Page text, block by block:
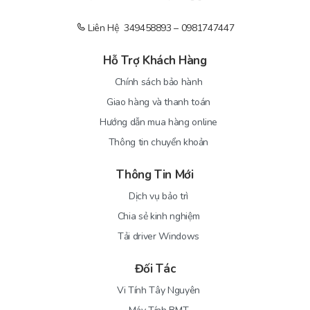
Mặt lưng của Elitebook 840 G3 được cấu tạo từ hợp kim magie
màu bạc cùng khả năng chống xước khá bắt mắt và cao cấp. Bên
cảm giác cứng cáp và bền bỉ nhờ đạt tiêu chuẩn quân đội Mỹ MIL-
STD 810G có khả nặng chịu được lực va đập rất tốt, đồng thời chịu
được mức nhiệt độ khắc nghiệt, áp suất cao, chống rơi, chống va
Liên Hệ 349458893 – 0981747447
Hỗ Trợ Khách Hàng
Chính sách bảo hành
Giao hàng và thanh toán
Hướng dẫn mua hàng online
Thông tin chuyển khoản
Thông Tin Mới
Dịch vụ bảo trì
Chia sẻ kinh nghiệm
Tải driver Windows
Đối Tác
Vi Tính Tây Nguyên